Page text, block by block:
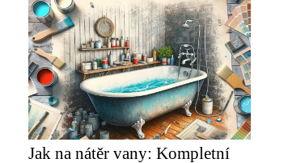
Jak na nátěr vany: Kompletní